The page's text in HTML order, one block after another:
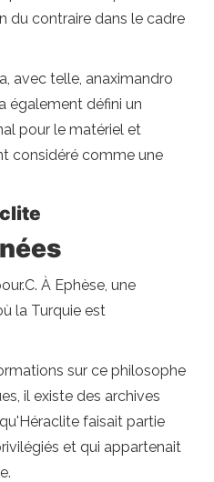
du contraire dans le cadre
avec telle, anaximandro
également défini un
pour le matériel et
considéré comme une
À Ephèse, une
la Turquie est
sur ce philosophe
il existe des archives
faisait partie
et qui appartenait